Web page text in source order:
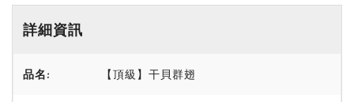
詳細資訊
品名: 【頂級】干貝群翅